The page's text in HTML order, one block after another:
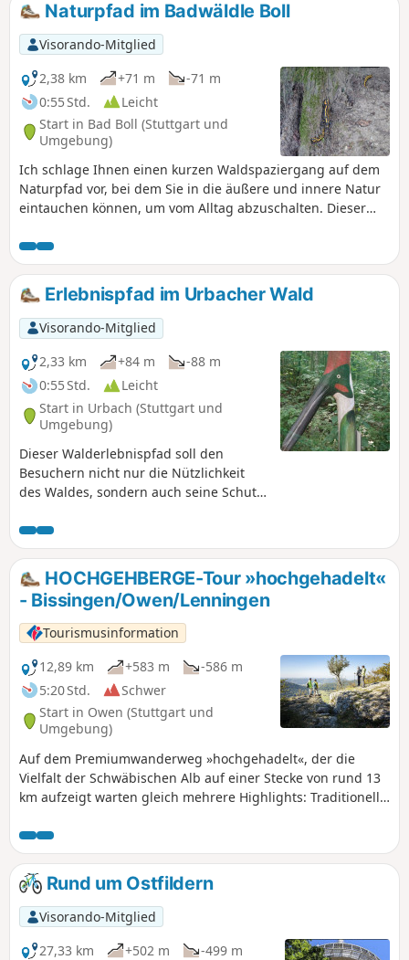
Naturpfad im Badwäldle Boll
Visorando-Mitglied
2,38 km
+71 m
-71 m
0:55 Std.
Leicht
Start in Bad Boll (Stuttgart und
Umgebung)
Ich schlage Ihnen einen kurzen Waldspaziergang auf dem
Naturpfad vor, bei dem Sie in die äußere und innere Natur
eintauchen können, um vom Alltag abzuschalten. Dieser
Ihnen, der Hektik der Stadt zu entfliehen. Sie können die
Natur in ihrer ganzen Schönheit und mit all Ihren Sinnen
wahrnehmen. Ein tolles Erlebnis für die ganze Familie,
wenn Sie im Urlaub in der Gegend von Bad Boll in
Deutschland sind.
Erlebnispfad im Urbacher Wald
Visorando-Mitglied
2,33 km
+84 m
-88 m
0:55 Std.
Leicht
Start in Urbach (Stuttgart und
Umgebung)
Dieser Walderlebnispfad soll den
Besuchern nicht nur die Nützlichkeit
des Waldes, sondern auch seine Schutz-
Sehen, hören, schmecken und berühren
sind notwendig, um die natürliche
Vielfalt kennenzulernen. Nicht weniger
als 10 schön in den Wald eingebettete
Mitmachstationen und eine vielfältige
Tierwelt lassen diese Wanderung mit
Sicherheit zu einer unvergesslichen
Erfahrung für Kinder und Erwachsene
werden.
HOCHGEHBERGE-Tour »hochgehadelt«
- Bissingen/Owen/Lenningen
Tourismusinformation
12,89 km
+583 m
-586 m
5:20 Std.
Schwer
Start in Owen (Stuttgart und
Umgebung)
Auf dem Premiumwanderweg »hochgehadelt«, der die
Vielfalt der Schwäbischen Alb auf einer Stecke von rund 13
km aufzeigt warten gleich mehrere Highlights: Traditionelle
Historische Kulturdenkmäler wie die Burg Teck und die
Ruine Rauber und nicht zu vergessen: einzigartige
Aussichtspunkte und Felsvorsprünge mit Blick über das
Albvorland, die Kaiserberge und die Steilhänge des
Albtraufs.
Rund um Ostfildern
Visorando-Mitglied
27,33 km
+502 m
-499 m